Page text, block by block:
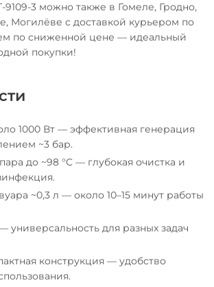
9109-3 можно также в Гомеле, Гродно,
Могилёве с доставкой курьером по
по сниженной цене — идеальный
покупки!
1000 Вт — эффективная генерация
~3 бар.
до ~98 °C — глубокая очистка и
~0,3 л — около 10–15 минут работы
универсальность для разных задач
конструкция — удобство